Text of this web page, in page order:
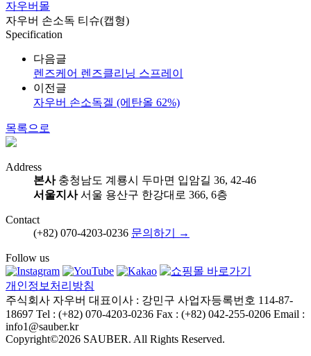
자우버몰
자우버 손소독 티슈(캡형)
Specification
다음글
렌즈케어 렌즈클리닝 스프레이
이전글
자우버 손소독겔 (에탄올 62%)
목록으로
Address
본사 충청남도 계룡시 두마면 입암길 36, 42-46
서울지사 서울 용산구 한강대로 366, 6층
Contact
(+82) 070-4203-0236 문의하기 →
Follow us
개인정보처리방침
주식회사 자우버 대표이사 : 강민구 사업자등록번호 114-87-
18697 Tel : (+82) 070-4203-0236 Fax : (+82) 042-255-0206 Email :
info1@sauber.kr
Copyright©2026 SAUBER. All Rights Reserved.